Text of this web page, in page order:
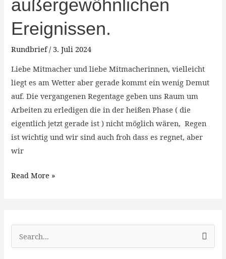
außergewöhnlichen
Ereignissen.
Rundbrief/ 3. Juli 2024
Liebe Mitmacher und liebe Mitmacherinnen, vielleicht
liegt es am Wetter aber gerade kommt ein wenig Demut
auf. Die vergangenen Regentage geben uns Raum um
Arbeiten zu erledigen die in der heißen Phase ( die
eigentlich jetzt gerade ist ) nicht möglich wären, Regen
ist wichtig und wir sind auch froh dass es regnet, aber
wir
Demut
einem
bevorstehendem
Sommerhoffest
außergewöhnlichen
Ereignissen.
Read More »